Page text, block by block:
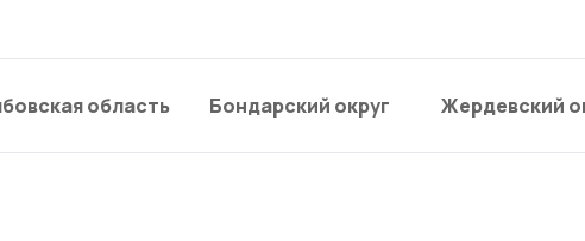
область Бондарский округ Жердевский